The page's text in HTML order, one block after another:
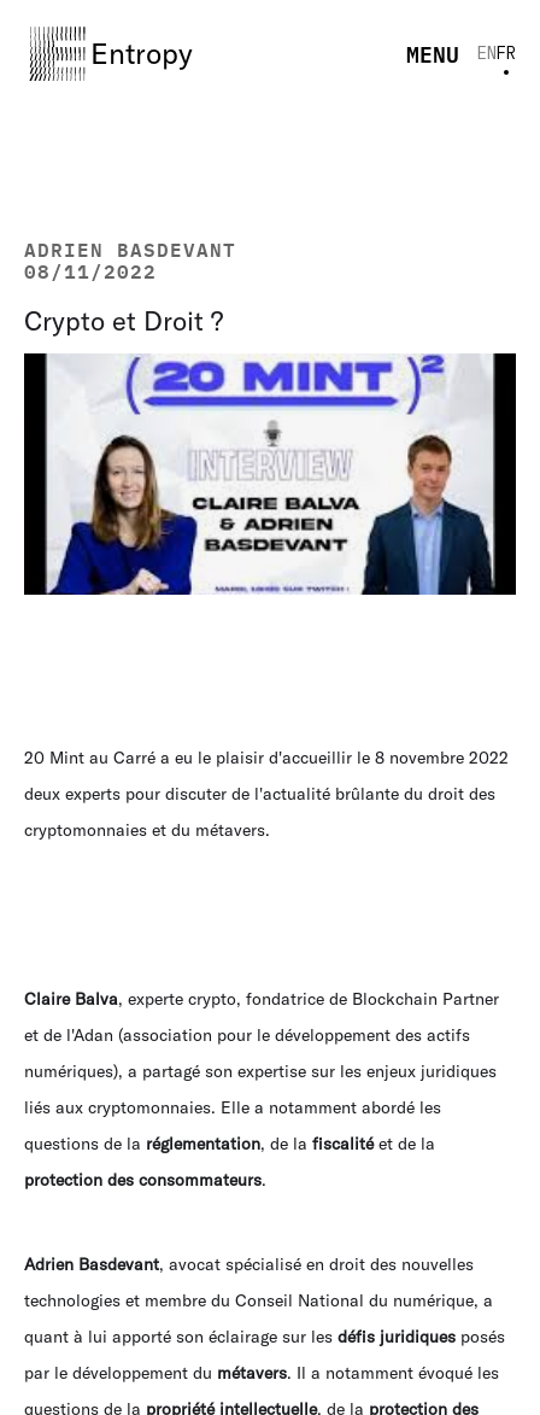
Entropy MENU ENFR
ADRIEN BASDEVANT
08/11/2022
Crypto et Droit ?
20 Mint au Carré a eu le plaisir d'accueillir le 8 novembre 2022
deux experts pour discuter de l'actualité brûlante du droit des
cryptomonnaies et du métavers.
Claire Balva, experte crypto, fondatrice de Blockchain Partner
et de l'Adan (association pour le développement des actifs
numériques), a partagé son expertise sur les enjeux juridiques
liés aux cryptomonnaies. Elle a notamment abordé les
questions de la réglementation, de la fiscalitéet de la
protection des consommateurs.
Adrien Basdevant, avocat spécialisé en droit des nouvelles
technologies et membre du Conseil National du numérique, a
quant à lui apporté son éclairage sur les défis juridiques posés
par le développement du métavers. Il a notamment évoqué les
questions de la propriété intellectuelle, de la protection des